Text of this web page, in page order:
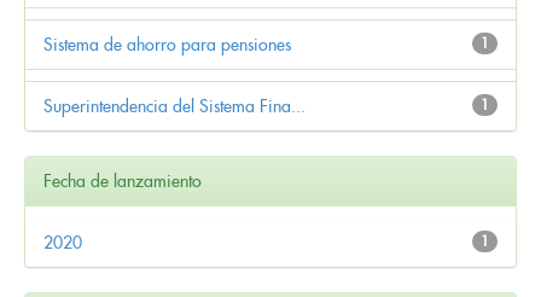
1
Sistema de ahorro para pensiones
1
Superintendencia del Sistema Fina...
Fecha de lanzamiento
1
2020